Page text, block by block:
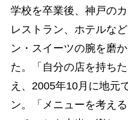
学校を卒業後、神戸のカ
レストラン、ホテルな
ン・スイーツの腕を磨
た。「自分の店を持ち
え、2005年10月に地元
ン。「メニューを考え